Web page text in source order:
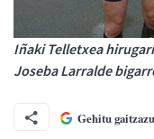
Iñaki Telletxea
Joseba Larralde
Gehitu